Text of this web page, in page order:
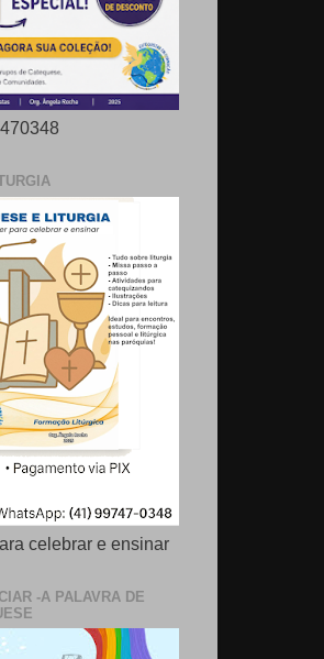
celebrar e ensinar
-A PALAVRA DE